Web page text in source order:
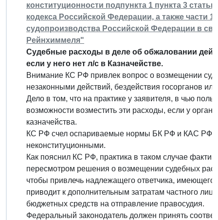
конституционности подпункта 1 пункта 3
кодекса Российской Федерации, а также части
судопроизводства Российской Федерации в
Рейнхиммеля"
Судебные расходы в деле об обжаловании
если у него нет л/с в Казначействе.
Внимание КС РФ привлек вопрос о возмещении
незаконными действий, бездействия госорганов
Дело в том, что на практике у заявителя, в чью
возможности возместить эти расходы, если у
казначейства.
КС РФ счел оспариваемые нормы БК РФ и КАС РФ,
неконституционными.
Как пояснил КС РФ, практика в таком случае
пересмотром решения о возмещении судебных
чтобы привлечь надлежащего ответчика,
приводит к дополнительным затратам частного
бюджетных средств на отправление правосудия.
Федеральный законодатель должен принять